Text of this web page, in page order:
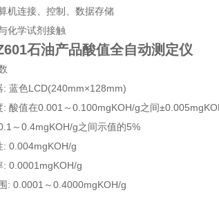
机连接、控制、数据存储
化学试剂接触
石油产品酸值全自动测定仪
: 蓝色LCD(240mm×128mm)
: 酸值在0.001～0.100mgKOH/g之间
～0.4mgKOH/g之间示值的5%
: 0.004mgKOH/g
: 0.0001mgKOH/g
: 0.0001～0.4000mgKOH/g